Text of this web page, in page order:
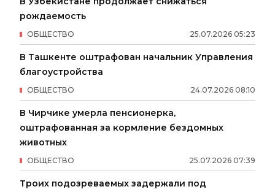
рождаемость
25.07.2026 05:23
ОБЩЕСТВО
В Ташкенте оштрафован начальник Управления
благоустройства
24.07.2026 08:10
ОБЩЕСТВО
В Чирчике умерла пенсионерка,
оштрафованная за кормление бездомных
животных
25.07.2026 07:39
ОБЩЕСТВО
Троих подозреваемых задержали под